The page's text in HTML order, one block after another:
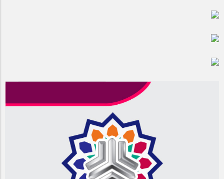
تیم شهدای مگاموتور در بزرگترین مسابقات گل کوچک جهان شرکت